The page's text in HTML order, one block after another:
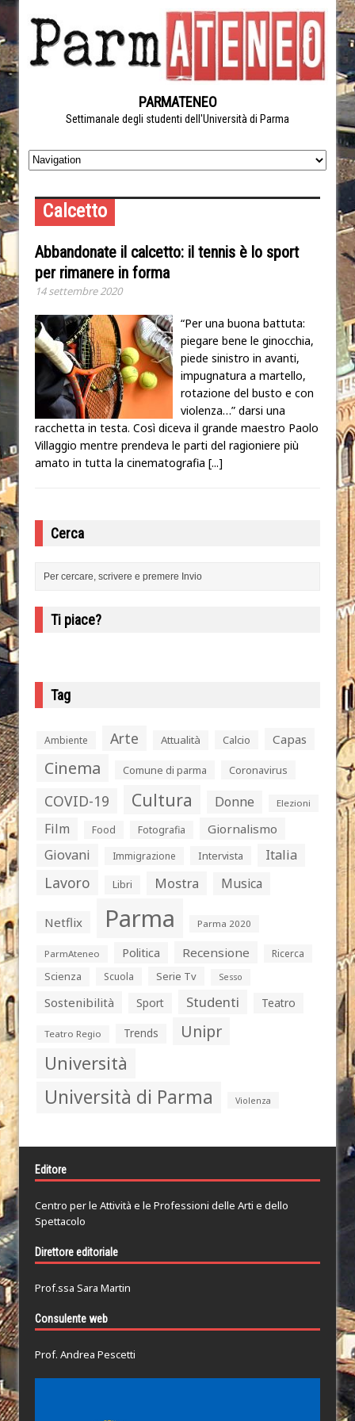
PARMATENEO
Settimanale degli studenti dell'Università di Parma
Calcetto
Abbandonate il calcetto: il tennis è lo sport
per rimanere in forma
14 settembre 2020
“Per una buona battuta:
piegare bene le ginocchia,
piede sinistro in avanti,
impugnatura a martello,
rotazione del busto e con
violenza…” darsi una
racchetta in testa. Così diceva il grande maestro Paolo
Villaggio mentre prendeva le parti del ragioniere più
amato in tutta la cinematografia [...]
Cerca
Ti piace?
Tag
Ambiente Arte Attualità Calcio Capas
Cinema Comune di parma Coronavirus
COVID-19 Cultura Donne Elezioni
Film Food Fotografia Giornalismo
Giovani Immigrazione Intervista Italia
Lavoro Libri Mostra Musica
Netflix Parma Parma 2020
ParmAteneo Politica Recensione
Ricerca
Scienza
Scuola Serie Tv Sesso
Sostenibilità Sport Studenti Teatro
Teatro Regio Trends Unipr
Università
Università di Parma Violenza
Editore
Centro per le Attività e le Professioni delle Arti e dello
Spettacolo
Direttore editoriale
Prof.ssa Sara Martin
Consulente web
Prof. Andrea Pescetti